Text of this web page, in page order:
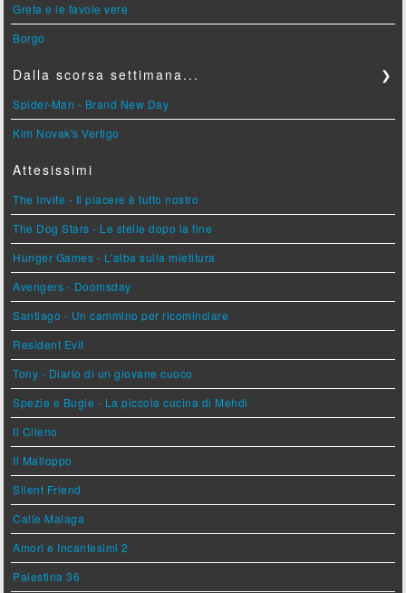
Greta e le favole vere
Borgo
Dalla scorsa settimana... ❯
Spider-Man - Brand New Day
Kim Novak's Vertigo
Attesissimi
The Invite - Il piacere è tutto nostro
The Dog Stars - Le stelle dopo la fine
Hunger Games - L'alba sulla mietitura
Avengers - Doomsday
Santiago - Un cammino per ricominciare
Resident Evil
Tony - Diario di un giovane cuoco
Spezie e Bugie - La piccola cucina di Mehdi
Il Cileno
Il Malloppo
Silent Friend
Calle Malaga
Amori e Incantesimi 2
Palestina 36